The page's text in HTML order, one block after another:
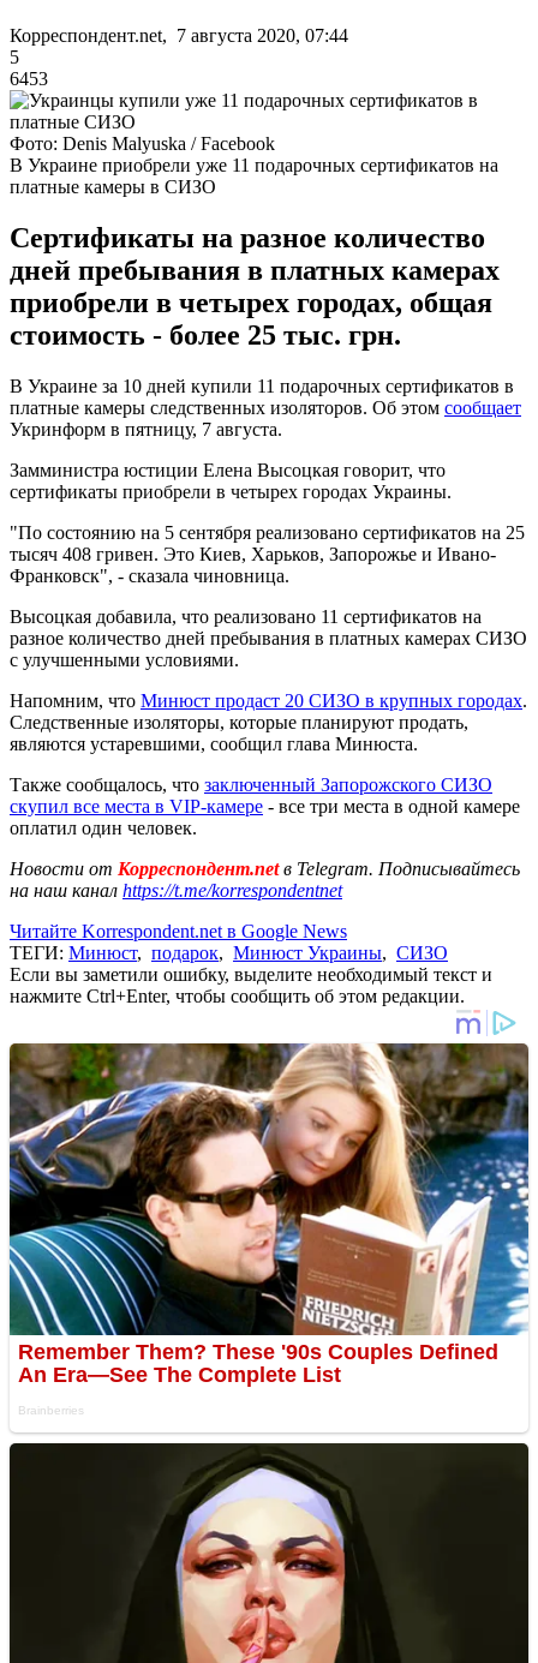
Корреспондент.net, 7 августа 2020, 07:44
5
6453
Фото: Denis Malyuska / Facebook
В Украине приобрели уже 11 подарочных сертификатов на
платные камеры в СИЗО
Сертификаты на разное количество
дней пребывания в платных камерах
приобрели в четырех городах, общая
стоимость - более 25 тыс. грн.
В Украине за 10 дней купили 11 подарочных сертификатов в
платные камеры следственных изоляторов. Об этом сообщает
Укринформ в пятницу, 7 августа.
Замминистра юстиции Елена Высоцкая говорит, что
сертификаты приобрели в четырех городах Украины.
"По состоянию на 5 сентября реализовано сертификатов на 25
тысяч 408 гривен. Это Киев, Харьков, Запорожье и Ивано-
Франковск", - сказала чиновница.
Высоцкая добавила, что реализовано 11 сертификатов на
разное количество дней пребывания в платных камерах СИЗО
с улучшенными условиями.
Напомним, что Минюст продаст 20 СИЗО в крупных городах.
Следственные изоляторы, которые планируют продать,
являются устаревшими, сообщил глава Минюста.
Также сообщалось, что заключенный Запорожского СИЗО
скупил все места в VIP-камере - все три места в одной камере
оплатил один человек.
Новости от Корреспондент.netв Telegram. Подписывайтесь
на наш канал https://t.me/korrespondentnet
Читайте Korrespondent.net в Google News
ТЕГИ: Минюст, подарок, Минюст Украины, СИЗО
Если вы заметили ошибку, выделите необходимый текст и
нажмите Ctrl+Enter, чтобы сообщить об этом редакции.